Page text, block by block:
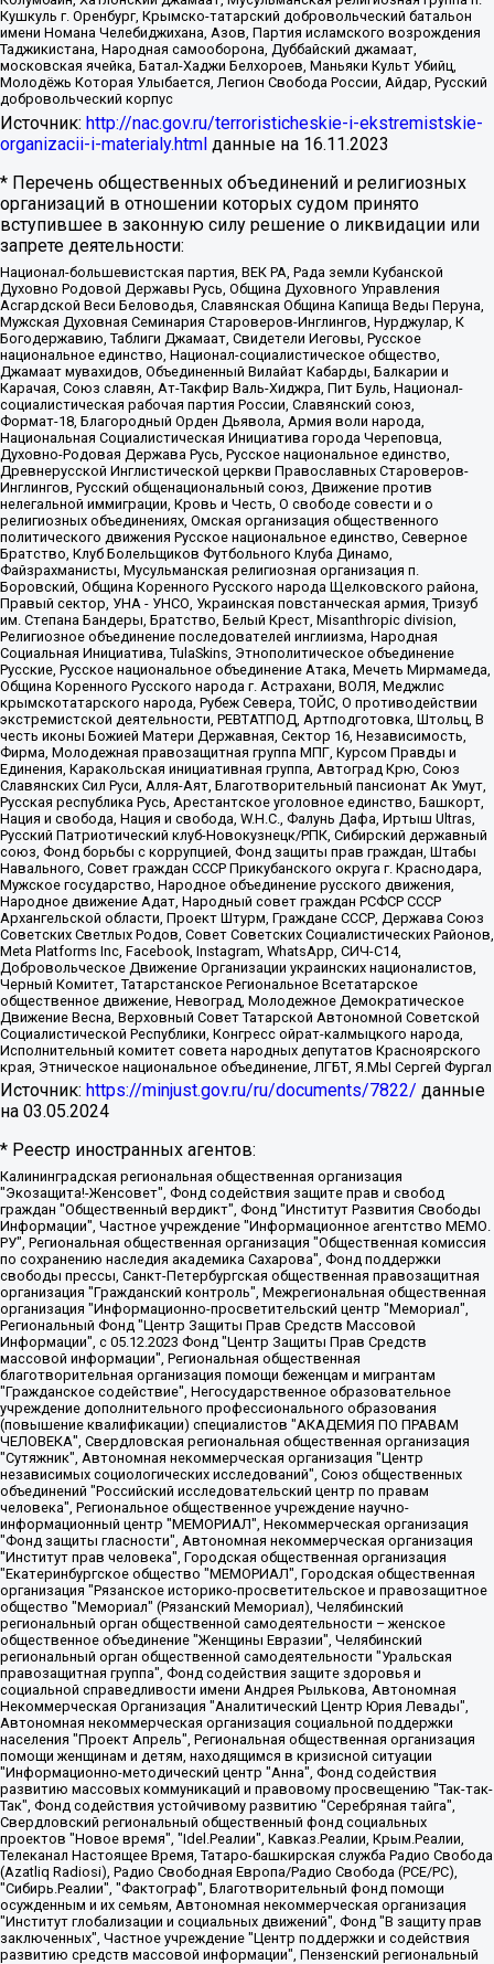
Кушкуль г. Оренбург, Крымско-татарский добровольческий батальон
имени Номана Челебиджихана, Азов, Партия исламского возрождения
Таджикистана, Народная самооборона, Дуббайский джамаат,
московская ячейка, Батал-Хаджи Белхороев, Маньяки Культ Убийц,
Молодёжь Которая Улыбается, Легион Свобода России, Айдар, Русский
добровольческий корпус
Источник: http://nac.gov.ru/terroristicheskie-i-ekstremistskie-
organizacii-i-materialy.html данные на 16.11.2023
* Перечень общественных объединений и религиозных
организаций в отношении которых судом принято
вступившее в законную силу решение о ликвидации или
запрете деятельности:
Национал-большевистская партия, ВЕК РА, Рада земли Кубанской
Духовно Родовой Державы Русь, Община Духовного Управления
Асгардской Веси Беловодья, Славянская Община Капища Веды Перуна,
Мужская Духовная Семинария Староверов-Инглингов, Нурджулар, К
Богодержавию, Таблиги Джамаат, Свидетели Иеговы, Русское
национальное единство, Национал-социалистическое общество,
Джамаат мувахидов, Объединенный Вилайат Кабарды, Балкарии и
Карачая, Союз славян, Ат-Такфир Валь-Хиджра, Пит Буль, Национал-
социалистическая рабочая партия России, Славянский союз,
Формат-18, Благородный Орден Дьявола, Армия воли народа,
Национальная Социалистическая Инициатива города Череповца,
Духовно-Родовая Держава Русь, Русское национальное единство,
Древнерусской Инглистической церкви Православных Староверов-
Инглингов, Русский общенациональный союз, Движение против
нелегальной иммиграции, Кровь и Честь, О свободе совести и о
религиозных объединениях, Омская организация общественного
политического движения Русское национальное единство, Северное
Братство, Клуб Болельщиков Футбольного Клуба Динамо,
Файзрахманисты, Мусульманская религиозная организация п.
Боровский, Община Коренного Русского народа Щелковского района,
Правый сектор, УНА - УНСО, Украинская повстанческая армия, Тризуб
им. Степана Бандеры, Братство, Белый Крест, Misanthropic division,
Религиозное объединение последователей инглиизма, Народная
Социальная Инициатива, TulaSkins, Этнополитическое объединение
Русские, Русское национальное объединение Атака, Мечеть Мирмамеда,
Община Коренного Русского народа г. Астрахани, ВОЛЯ, Меджлис
крымскотатарского народа, Рубеж Севера, ТОЙС, О противодействии
экстремистской деятельности, РЕВТАТПОД, Артподготовка, Штольц, В
честь иконы Божией Матери Державная, Сектор 16, Независимость,
Фирма, Молодежная правозащитная группа МПГ, Курсом Правды и
Единения, Каракольская инициативная группа, Автоград Крю, Союз
Славянских Сил Руси, Алля-Аят, Благотворительный пансионат Ак Умут,
Русская республика Русь, Арестантское уголовное единство, Башкорт,
Нация и свобода, Нация и свобода, W.H.С., Фалунь Дафа, Иртыш Ultras,
Русский Патриотический клуб-Новокузнецк/РПК, Сибирский державный
союз, Фонд борьбы с коррупцией, Фонд защиты прав граждан, Штабы
Навального, Совет граждан СССР Прикубанского округа г. Краснодара,
Мужское государство, Народное объединение русского движения,
Народное движение Адат, Народный совет граждан РСФСР СССР
Архангельской области, Проект Штурм, Граждане СССР, Держава Союз
Советских Светлых Родов, Совет Советских Социалистических Районов,
Meta Platforms Inc, Facebook, Instagram, WhatsApp, СИЧ-С14,
Добровольческое Движение Организации украинских националистов,
Черный Комитет, Татарстанское Региональное Всетатарское
общественное движение, Невоград, Молодежное Демократическое
Движение Весна, Верховный Совет Татарской Автономной Советской
Социалистической Республики, Конгресс ойрат-калмыцкого народа,
Исполнительный комитет совета народных депутатов Красноярского
края, Этническое национальное объединение, ЛГБТ, Я.МЫ Сергей Фургал
Источник: https://minjust.gov.ru/ru/documents/7822/ данные
на 03.05.2024
* Реестр иностранных агентов:
Калининградская региональная общественная организация "Экозащита!-Женсовет", Фонд содействия защите прав и свобод граждан "Общественный вердикт", Фонд "Институт Развития Свободы Информации", Частное учреждение "Информационное агентство МЕМО. РУ", Региональная общественная организация "Общественная комиссия по сохранению наследия академика Сахарова", Фонд поддержки свободы прессы, Санкт-Петербургская общественная правозащитная организация "Гражданский контроль", Межрегиональная общественная организация "Информационно-просветительский центр "Мемориал", Региональный Фонд "Центр Защиты Прав Средств Массовой Информации", с 05.12.2023 Фонд "Центр Защиты Прав Средств массовой информации", Региональная общественная благотворительная организация помощи беженцам и мигрантам "Гражданское содействие", Негосударственное образовательное учреждение дополнительного профессионального образования (повышение квалификации) специалистов "АКАДЕМИЯ ПО ПРАВАМ ЧЕЛОВЕКА", Свердловская региональная общественная организация "Сутяжник", Автономная некоммерческая организация "Центр независимых социологических исследований", Союз общественных объединений "Российский исследовательский центр по правам человека", Региональное общественное учреждение научно-информационный центр "МЕМОРИАЛ", Некоммерческая организация "Фонд защиты гласности", Автономная некоммерческая организация "Институт прав человека", Городская общественная организация "Екатеринбургское общество "МЕМОРИАЛ", Городская общественная организация "Рязанское историко-просветительское и правозащитное общество "Мемориал" (Рязанский Мемориал), Челябинский региональный орган общественной самодеятельности – женское общественное объединение "Женщины Евразии", Челябинский региональный орган общественной самодеятельности "Уральская правозащитная группа", Фонд содействия защите здоровья и социальной справедливости имени Андрея Рылькова, Автономная Некоммерческая Организация "Аналитический Центр Юрия Левады", Автономная некоммерческая организация социальной поддержки населения "Проект Апрель", Региональная общественная организация помощи женщинам и детям, находящимся в кризисной ситуации "Информационно-методический центр "Анна", Фонд содействия развитию массовых коммуникаций и правовому просвещению "Так-так-Так", Фонд содействия устойчивому развитию "Серебряная тайга", Свердловский региональный общественный фонд социальных проектов "Новое время", "Idel.Реалии", Кавказ.Реалии, Крым.Реалии, Телеканал Настоящее Время, Татаро-башкирская служба Радио Свобода (Azatliq Radiosi), Радио Свободная Европа/Радио Свобода (PCE/PC), "Сибирь.Реалии", "Фактограф", Благотворительный фонд помощи осужденным и их семьям, Автономная некоммерческая организация "Институт глобализации и социальных движений", Фонд "В защиту прав заключенных", Частное учреждение "Центр поддержки и содействия развитию средств массовой информации", Пензенский региональный общественный благотворительный фонд "Гражданский союз", "Север.Реалии", Некоммерческая организация Фонд "Правовая инициатива", Общество с ограниченной ответственностью "Радио Свободная Европа/Радио Свобода", Чешское информационное агентство "MEDIUM-ORIENT", Красноярская региональная общественная организация "Мы против СПИДа", Камалягин Денис Николаевич, Маркелов Сергей Евгеньевич, Пономарев Лев Александрович, Савицкая Людмила Алексеевна, Автономная некоммерческая организация "Центр по работе с проблемой насилия "НАСИЛИЮ.НЕТ", Межрегиональный профессиональный союз работников здравоохранения "Альянс врачей", Юридическое лицо, зарегистрированное в Латвийской Республике, SIA "Medusa Project" (регистрационный номер 40103797863, дата регистрации 10.06.2014), Некоммерческая организация "Фонд по борьбе с коррупцией", Автономная некоммерческая организация "Институт права и публичной политики", Баданин Роман Сергеевич, Гликин Максим Александрович, Железнова Мария Михайловна, Лукьянова Юлия Сергеевна, Маетная Елизавета Витальевна, Маняхин Петр Борисович, Чуракова Ольга Владимировна, Ярош Юлия Петровна, Юридическое лицо "The Insider SIA", зарегистрированное в Риге, Латвийская Республика (дата регистрации 26.06.2015), являющееся администратором доменного имени интернет-издания "The Insider SIA", https://theins.ru, Постернак Алексей Евгеньевич, Рубин Михаил Аркадьевич, Анин Роман Александрович, Юридическое лицо Istories fonds, зарегистрированное в Латвийской Республике (регистрационный номер 50008295751, дата регистрации 24.02.2020), Великовский Дмитрий Александрович, Долинина Ирина Николаевна, Мароховская Алеся Алексеевна, Шлейнов Роман Юрьевич, Шмагун Олеся Валентиновна, Общество с ограниченной ответственностью "Альтаир 2021", Общество с ограниченной ответственностью "Вега 2021", Общество с ограниченной ответственностью "Главный редактор 2021", Общество с ограниченной ответственностью "Ромашки монолит", Важенков Артем Валерьевич, Ивановская областная общественная организация "Центр гендерных исследований", Гурман Юрий Альбертович, Медиапроект "ОВД-Инфо", Егоров Владимир Владимирович, Жилинский Владимир Александрович, Общество с ограниченной ответственностью "ЗП", Иванова София Юрьевна, Карезина Инна Павловна, Кильтау Екатерина Викторовна, Петров Алексей Викторович, Пискунов Сергей Евгеньевич, Смирнов Сергей Сергеевич, Тихонов Михаил Сергеевич, Общество с ограниченной ответственностью "ЖУРНАЛИСТ-ИНОСТРАННЫЙ АГЕНТ", Арапова Галина Юрьевна, Вольтская Татьяна Анатольевна, Американская компания "Mason G.E.S. Anonymous Foundation" (США), являющаяся владельцем интернет-издания https://mnews.world/, Компания "Stichting Bellingcat", зарегистрированная в Нидерландах (дата регистрации 11.07.2018), Захаров Андрей Вячеславович, Клепиковская Екатерина Дмитриевна, Общество с ограниченной ответственностью "МЕМО", Перл Роман Александрович, Симонов Евгений Алексеевич, Соловьева Елена Анатольевна, Сотников Даниил Владимирович, Сурначева Елизавета Дмитриевна, Автономная некоммерческая организация по защите прав человека и информированию населения "Якутия – Наше Мнение", Общество с ограниченной ответственностью "Москоу диджитал медиа", с 26.01.2023 Общество с ограниченной ответственностью "Чайка Белые сады", Ветошкина Валерия Валерьевна, Заговора Максим Александрович, Межрегиональное общественное движение "Российская ЛГБТ - сеть", Оленичев Максим Владимирович, Павлов Иван Юрьевич, Скворцова Елена Сергеевна, Общество с ограниченной ответственностью "Как бы инагент", Кочетков Игорь Викторович, Общество с ограниченной ответственностью "Честные выборы", Еланчик Олег Александрович, Общество с ограниченной ответственностью "Нобелевский призыв", Гималова Регина Эмилевна, Григорьев Андрей Валерьевич, Григорьева Алина Александровна, Ассоциация по содействию защите прав призывников, альтернативнослужащих и военнослужащих "Правозащитная группа "Гражданин.Армия.Право", Хисамова Регина Фаритовна, Автономная некоммерческая организация по реализации социально-правовых программ "Лилит", Дальневосточное общественное движение "Маяк", Санкт-Петербургская ЛГБТ-инициативная группа "Выход", Инициативная группа ЛГБТ+ "Реверс", Алексеев Андрей Викторович, Бекбулатова Таисия Львовна, Беляев Иван Михайлович, Владыкина Елена Сергеевна, Гельман Марат Александрович, Никульшина Вероника Юрьевна, Толоконникова Надежда Андреевна, Шендерович Виктор Анатольевич, Общество с ограниченной ответственностью "Данное сообщение", Общество с ограниченной ответственностью Издательский дом "Новая глава", Айнбиндер Александра Александровна, Московский комьюнити-центр для ЛГБТ+инициатив, Благотворительный фонд развития филантропии, Deutsche Welle (Германия, Kurt-Schumacher-Strasse 3, 53113 Bonn), Борзунова Мария Михайловна, Воробьев Виктор Викторович, Голубева Анна Львовна, Константинова Алла Михайловна, Малкова Ирина Владимировна, Мурадов Мурад Абдулгалимович, Осетинская Елизавета Николаевна, Понасенков Евгений Николаевич, Ганапольский Матвей Юрьевич, Киселев Евгений Алексеевич, Борухович Ирина Григорьевна, Дремин Иван Тимофеевич, Дубровский Дмитрий Викторович, Красноярская региональная общественная организация поддержки и развития альтернативных образовательных технологий и межкультурных коммуникаций "ИНТЕРРА", Маяковская Екатерина Алексеевна, Фейгин Марк Захарович, Филимонов Андрей Викторович, Дзугкоева Регина Николаевна, Доброхотов Роман Александрович, Дудь Юрий Александрович, Елкин Сергей Владимирович, Кругликов Кирилл Игоревич, Сабунаева Мария Леонидовна, Семенов Алексей Владимирович, Шаинян Карен Багратович, Шульман Екатерина Михайловна, Асафьев Артур Валерьевич, Вахштайн Виктор Семенович, Венедиктов Алексей Алексеевич, Лушникова Екатерина Евгеньевна, Волков Леонид Михайлович, Невзоров Александр Глебович, Пархоменко Сергей Борисович, Сироткин Ярослав Николаевич, Кара-Мурза Владимир Владимирович, Баранова Наталья Владимировна, Гозман Леонид Яковлевич, Кагарлицкий Борис Юльевич, Климарев Михаил Валерьевич, Милов Владимир Станиславович, Автономная некоммерческая организация Краснодарский центр современного искусства "Типография", Моргенштерн Алишер Тагирович, Соболь Любовь Эдуардовна, Общество с ограниченной ответственностью "ЛИЗА НОРМ", Каспаров Гарри Кимович, Ходорковский Михаил Борисович, Общество с ограниченной ответственностью "Апрельские тезисы", Данилович Ирина Брониславовна, Кашин Олег Владимирович, Петров Николай Владимирович, Пивоваров Алексей Владимирович, Соколов Михаил Владимирович, Цветкова Юлия Владимировна, Чичваркин Евгений Александрович, Комитет против пыток/Команда против пыток, Общество с ограниченной ответственностью "Первый научный", Общество с ограниченной ответственностью "Вертолет и ко", Белоцерковская Вероника Борисовна, Кац Максим Евгеньевич, Лазарева Татьяна Юрьевна, Шаведдинов Руслан Табризович, Яшин Илья Валерьевич, Общество с ограниченной ответственностью "Иноагент ААВ", Алешковский Дмитрий Петрович, Альбац Евгения Марковна, Быков Дмитрий Львович, Галямина Юлия Евгеньевна, Лойко Сергей Леонидович, Мартынов Кирилл Константинович, Медведев Сергей Александрович, Крашенинников Федор Геннадиевич, Гордеева Катерина Вл